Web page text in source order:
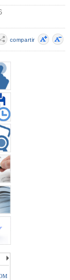
compartir